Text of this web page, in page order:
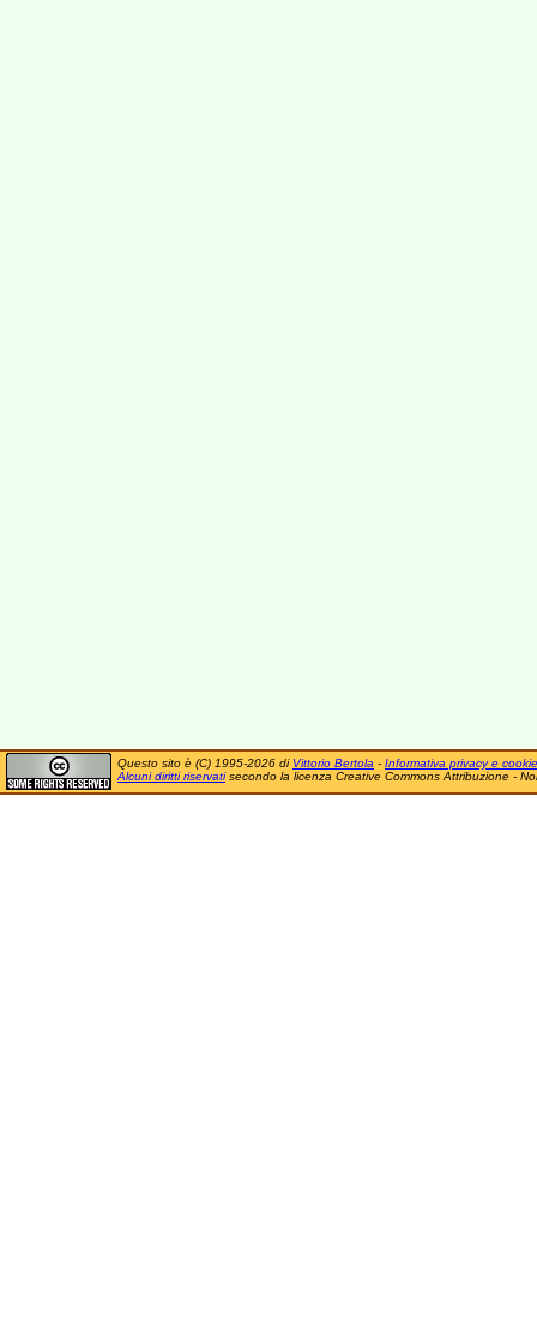
Questo sito è (C) 1995-2026 di Vittorio Bertola - Informativa privacy e cookie
Alcuni diritti riservatisecondo la licenza Creative Commons Attribuzione -